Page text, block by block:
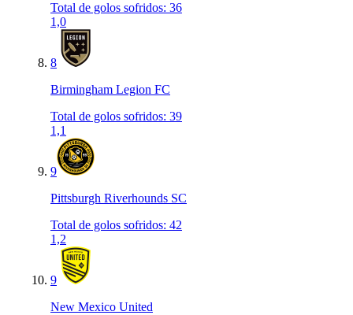
Total de golos sofridos: 36
1,0
8
Birmingham Legion FC
Total de golos sofridos: 39
1,1
9
Pittsburgh Riverhounds SC
Total de golos sofridos: 42
1,2
9
New Mexico United